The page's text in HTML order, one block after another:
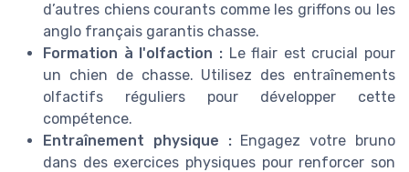
d’autres chiens courants comme les griffons ou les
anglo français garantis chasse.
Formation à l'olfaction :Le flair est crucial pour
un chien de chasse. Utilisez des entraînements
olfactifs réguliers pour développer cette
compétence.
Entraînement physique :Engagez votre bruno
dans des exercices physiques pour renforcer son